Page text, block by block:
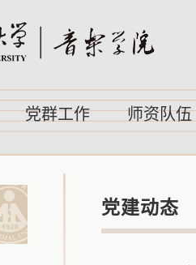
党群工作 师资队伍
党建动态